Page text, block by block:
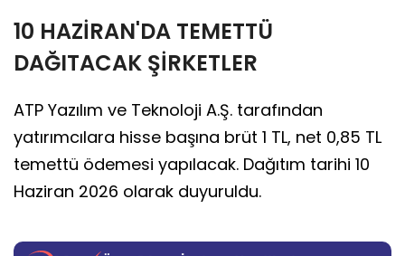
10 HAZİRAN'DA TEMETTÜ
DAĞITACAK ŞİRKETLER
ATP Yazılım ve Teknoloji A.Ş. tarafından
yatırımcılara hisse başına brüt 1 TL, net 0,85 TL
temettü ödemesi yapılacak. Dağıtım tarihi 10
Haziran 2026 olarak duyuruldu.